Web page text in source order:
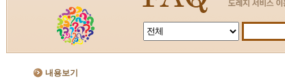
내용보기